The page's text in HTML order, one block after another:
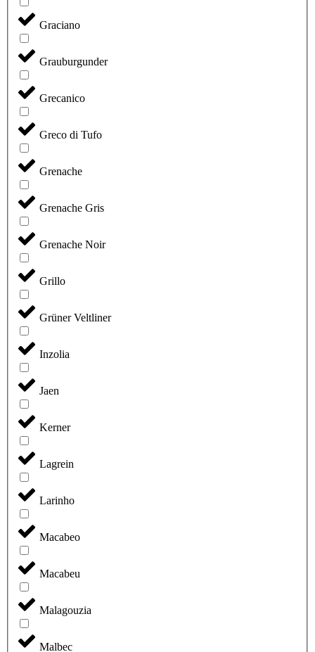
Graciano
Grauburgunder
Grecanico
Greco di Tufo
Grenache
Grenache Gris
Grenache Noir
Grillo
Grüner Veltliner
Inzolia
Jaen
Kerner
Lagrein
Larinho
Macabeo
Macabeu
Malagouzia
Malbec